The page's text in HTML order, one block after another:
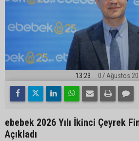
13:23 07 Ağustos
ebebek 2026 Yılı İkinci Çeyrek
Açıkladı